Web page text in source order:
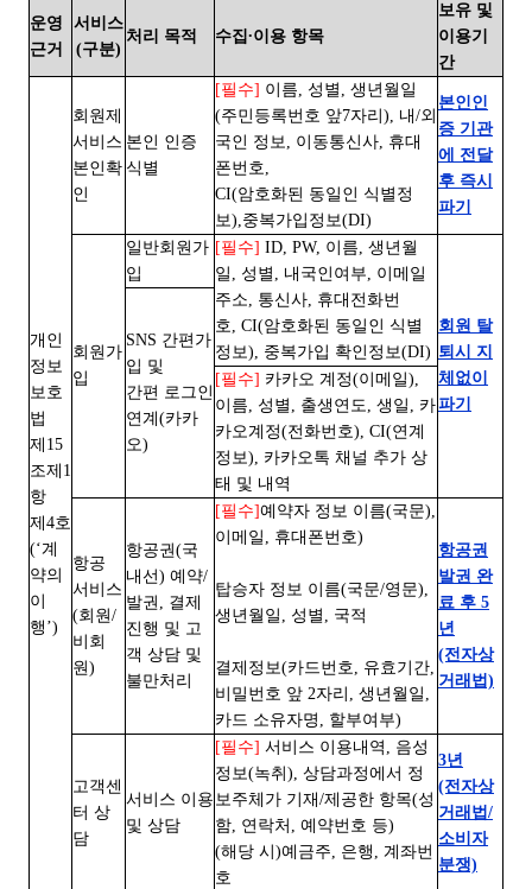
운영
근거
서비스
(구분)
처리 목적 수집∙이용 항목
보유 및
이용기
간
개인
정보
보호
법
제15
조제1
항
제4호
(‘계
약의
이
행’)
회원제
서비스
본인확
인
본인 인증
식별
[필수] 이름, 성별, 생년월일
(주민등록번호 앞7자리), 내/외
국인 정보, 이동통신사, 휴대
폰번호,
CI(암호화된 동일인 식별정
보),중복가입정보(DI)
본인인
증 기관
에 전달
후 즉시
파기
회원가
입
일반회원가
입
[필수] ID, PW, 이름, 생년월
일, 성별, 내국인여부, 이메일
주소, 통신사, 휴대전화번
호, CI(암호화된 동일인 식별
정보), 중복가입 확인정보(DI)
회원 탈
퇴시 지
체없이
파기
SNS 간편가
입 및
간편 로그인
연계(카카
오)
[필수] 카카오 계정(이메일),
이름, 성별, 출생연도, 생일, 카
카오계정(전화번호), CI(연계
정보), 카카오톡 채널 추가 상
태 및 내역
항공
서비스
(회원/
비회
원)
항공권(국
내선) 예약/
발권, 결제
진행 및 고
객 상담 및
불만처리
[필수]예약자 정보 이름(국문),
이메일, 휴대폰번호)
탑승자 정보 이름(국문/영문),
생년월일, 성별, 국적
결제정보(카드번호, 유효기간,
비밀번호 앞 2자리, 생년월일,
카드 소유자명, 할부여부)
항공권
발권 완
료 후 5
년
(전자상
거래법)
고객센
터 상
담
서비스 이용
및 상담
[필수] 서비스 이용내역, 음성
정보(녹취), 상담과정에서 정
보주체가 기재/제공한 항목(성
함, 연락처, 예약번호 등)
(해당 시)예금주, 은행, 계좌번
호
3년
(전자상
거래법/
소비자
분쟁)